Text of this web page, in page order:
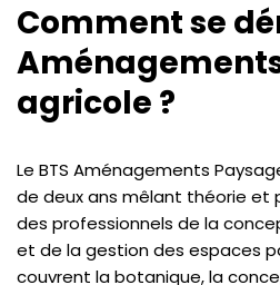
Comment se
agricole ?
Le BTS Aménagements
de deux ans mêlant théorie et
des professionnels de la
et de la gestion des espaces
couvrent la botanique, la